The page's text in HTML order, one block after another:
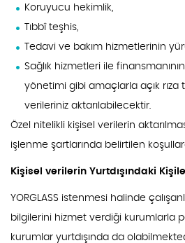
Koruyucu hekimlik,
Tıbbî teşhis,
Tedavi ve bakım hizmetlerinin
Sağlık hizmetleri ile
yönetimi gibi amaçlarla açık rıza
verileriniz aktarılabilecektir.
Özel nitelikli kişisel verilerin
işlenme şartlarında belirtilen
Kişisel verilerin Yurtdışındaki
YORGLASS istenmesi halinde
bilgilerini hizmet verdiği kurumlarla
kurumlar yurtdışında da